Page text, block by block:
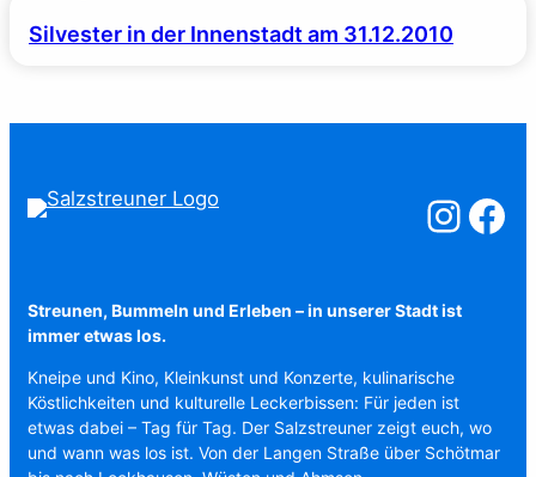
Silvester in der Innenstadt am 31.12.2010
Salzstreuner
Streunen, Bummeln und Erleben – in unserer Stadt ist
immer etwas los.
Kneipe und Kino, Kleinkunst und Konzerte, kulinarische
Köstlichkeiten und kulturelle Leckerbissen: Für jeden ist
etwas dabei – Tag für Tag. Der Salzstreuner zeigt euch, wo
und wann was los ist. Von der Langen Straße über Schötmar